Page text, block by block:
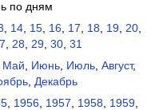
по дням
, 14, 15, 16, 17, 18, 19, 20,
, 28, 29, 30, 31
Май Июнь, Июль, Август,
Декабрь
1956 1957 1958 1959